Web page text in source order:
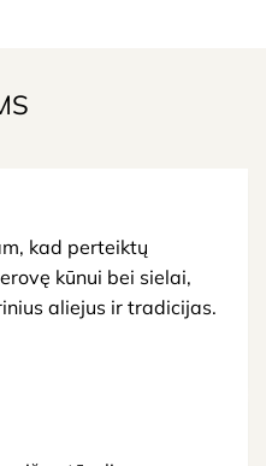
kad perteiktų
kūnui bei sielai,
aliejus ir tradicijas.